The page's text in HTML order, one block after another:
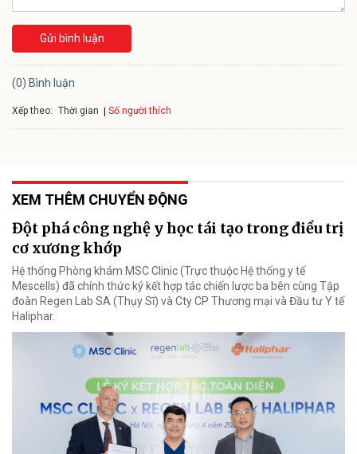
Gửi bình luận
(0) Bình luận
Xếp theo: Thời gian Số người thích
XEM THÊM CHUYỂN ĐỘNG
Đột phá công nghệ y học tái tạo trong điều trị
cơ xương khớp
Hệ thống Phòng khám MSC Clinic (Trực thuộc Hệ thống y tế
Mescells) đã chính thức ký kết hợp tác chiến lược ba bên cùng Tập
đoàn Regen Lab SA (Thụy Sĩ) và Cty CP Thương mại và Đầu tư Y tế
Haliphar.